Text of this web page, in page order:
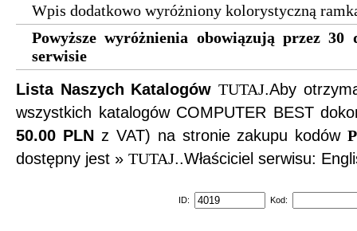
Wpis dodatkowo wyróżniony kolorystyczną
Powyższe wyróżnienia obowiązują przez
serwisie
Lista Naszych KatalogówTUTAJ.Aby
wszystkich katalogów COMPUTER BEST
50.00 PLNz VAT) na stronie zakupu kodów
dostępny jest » TUTAJ..Właściciel serwisu:
ID: Kod: